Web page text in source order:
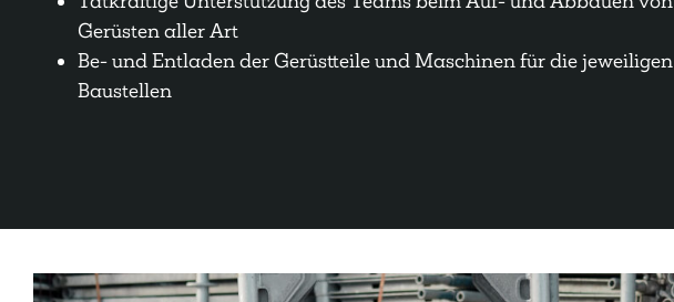
Gerüsten aller Art
Be- und Entladen der Gerüstteile und Maschinen für die jeweiligen
Baustellen